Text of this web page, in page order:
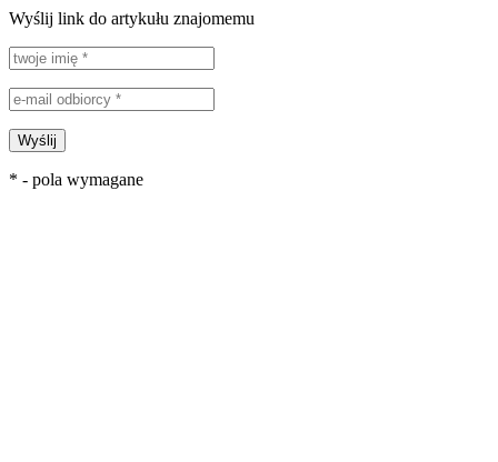
Wyślij link do artykułu znajomemu
Wyślij
* - pola wymagane